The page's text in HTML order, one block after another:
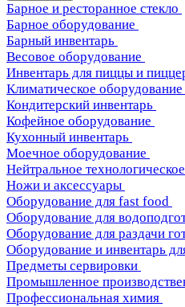
Барное и ресторанное стекло
Барное оборудование
Барный инвентарь
Весовое оборудование
Инвентарь для пиццы и
Климатическое оборудование
Кондитерский инвентарь
Кофейное оборудование
Кухонный инвентарь
Моечное оборудование
Нейтральное
Ножи и аксессуары
Оборудование для fast food
Оборудование для
Оборудование для раздачи
Оборудование и инвентарь
Предметы сервировки
Промышленное
Профессиональная химия